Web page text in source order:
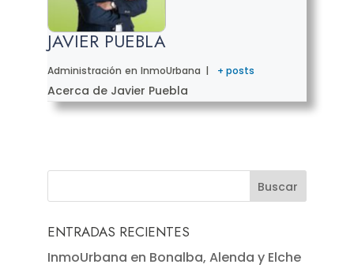
JAVIER PUEBLA
Administración en InmoUrbana | + posts
Acerca de Javier Puebla
ENTRADAS RECIENTES
InmoUrbana en Bonalba, Alenda y Elche